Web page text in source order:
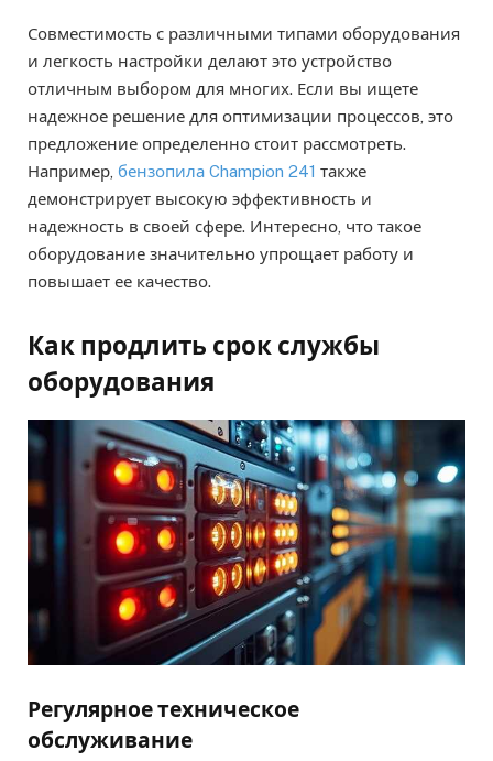
Совместимость с различными типами оборудования
и легкость настройки делают это устройство
отличным выбором для многих. Если вы ищете
надежное решение для оптимизации процессов, это
предложение определенно стоит рассмотреть.
Например, бензопила Champion 241 также
демонстрирует высокую эффективность и
надежность в своей сфере. Интересно, что такое
оборудование значительно упрощает работу и
повышает ее качество.
Как продлить срок службы
оборудования
Регулярное техническое
обслуживание